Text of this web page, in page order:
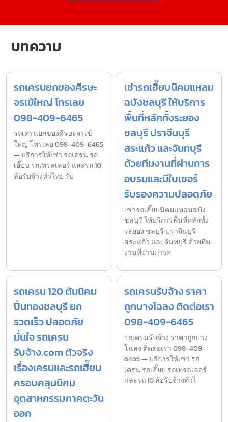
บทความ
รถเครนยกของศีรษะ
จรเข้ใหญ่ โทรเลย
098-409-6465
รถเครนยกของศีรษะจรเข้
ใหญ่ โทรเลย 098-409-6465
— บริการให้เช่า รถเครน รถ
เฮี๊ยบ รถเทรลเลอร์ และรถ 10
ล้อรับจ้างทั่วไทย รับ
เช่ารถเฮี๊ยบนิคมแหลม
ฉบังชลบุรี ให้บริการ
พื้นที่หลักทั้งระยอง
ชลบุรี ปราจีนบุรี
สระแก้ว และจันทบุรี
ด้วยทีมงานที่ผ่านการ
อบรมและมีใบเซอร์
รับรองความปลอดภัย
เช่ารถเฮี๊ยบนิคมแหลมฉบัง
ชลบุรี ให้บริการพื้นที่หลักทั้ง
ระยอง ชลบุรี ปราจีนบุรี
สระแก้ว และจันทบุรี ด้วยทีม
งานที่ผ่านการอ
รถเครน 120 ตันนิคม
ปิ่นทองชลบุรี ยก
รวดเร็ว ปลอดภัย
มั่นใจ รถเครน
รับจ้าง.com ตัวจริง
เรื่องเครนและรถเฮี๊ยบ
ครอบคลุมนิคม
อุตสาหกรรมภาคตะวัน
ออก
รถเครนรับจ้าง ราคา
ถูกบางโฉลง ติดต่อเรา
098-409-6465
รถเครนรับจ้าง ราคาถูกบาง
โฉลง ติดต่อเรา 098-409-
6465 — บริการให้เช่า รถ
เครน รถเฮี๊ยบ รถเทรลเลอร์
และรถ 10 ล้อรับจ้างทั่วไ